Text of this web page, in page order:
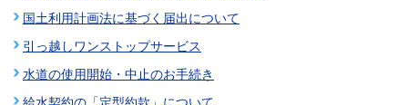
国土利用計画法に基づく届出について
引っ越しワンストップサービス
水道の使用開始・中止のお手続き
給水契約の「定型約款」について